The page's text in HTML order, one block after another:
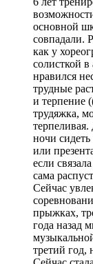
основной
совпадали.
как у
солисткой
нравился
трудные
и терпение
трудяжка,
ночи сидеть
или
если
сама
Сейчас
прыжках,
года назад
третий год,